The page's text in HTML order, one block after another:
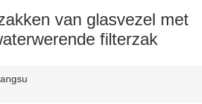
van glasvezel met
filterzak